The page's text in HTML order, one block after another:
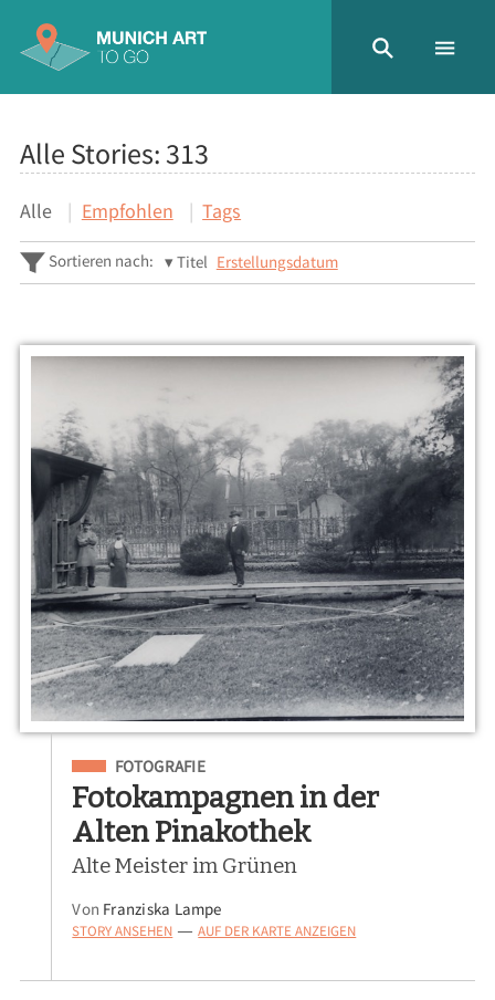
Alle Stories: 313
Alle Empfohlen Tags
Sortieren nach: Titel Erstellungsdatum
Eingeordnet unter
FOTOGRAFIE
Fotokampagnen in der
Alten Pinakothek
Alte Meister im Grünen
Von Franziska Lampe
STORY ANSEHEN — AUF DER KARTE ANZEIGEN